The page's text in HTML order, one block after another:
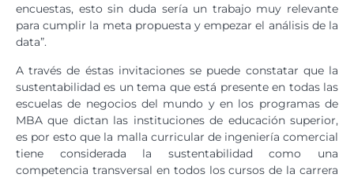
encuestas, esto sin duda sería un trabajo muy relevante
para cumplir la meta propuesta y empezar el análisis de la
data”.
A través de éstas invitaciones se puede constatar que la
sustentabilidad es un tema que está presente en todas las
escuelas de negocios del mundo y en los programas de
MBA que dictan las instituciones de educación superior,
es por esto que la malla curricular de ingeniería comercial
tiene considerada la sustentabilidad como una
competencia transversal en todos los cursos de la carrera